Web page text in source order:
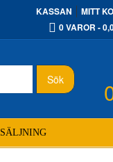
KASSAN
MITT
0 VAROR
Sök